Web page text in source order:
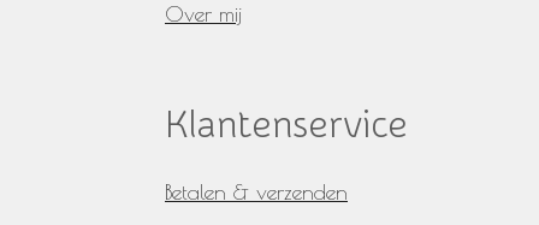
Over mij
Klantenservice
Betalen & verzenden